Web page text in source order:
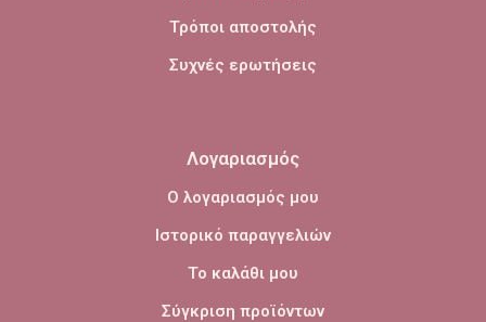
Τρόποι αποστολής
Συχνές ερωτήσεις
Λογαριασμός
Ο λογαριασμός μου
Ιστορικό παραγγελιών
Το καλάθι μου
Σύγκριση προϊόντων